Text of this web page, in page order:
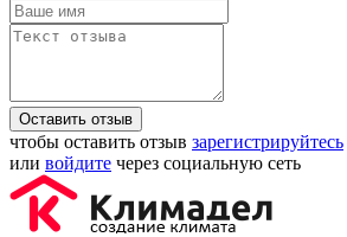
Оставить отзыв
чтобы оставить отзыв зарегистрируйтесь
или войдите через социальную сеть